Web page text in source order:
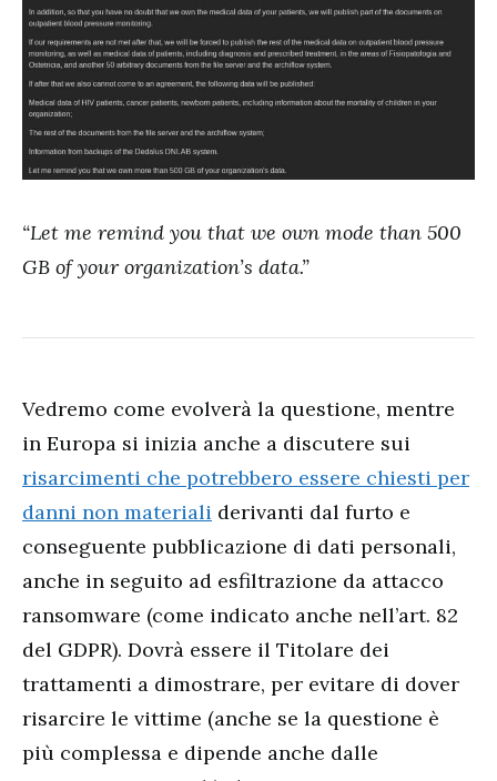
“Let me remind you that we own mode than 500
GB of your organization’s data.”
Vedremo come evolverà la questione, mentre
in Europa si inizia anche a discutere sui
risarcimenti che potrebbero essere chiesti per
danni non materiali derivanti dal furto e
conseguente pubblicazione di dati personali,
anche in seguito ad esfiltrazione da attacco
ransomware (come indicato anche nell’art. 82
del GDPR). Dovrà essere il Titolare dei
trattamenti a dimostrare, per evitare di dover
risarcire le vittime (anche se la questione è
più complessa e dipende anche dalle